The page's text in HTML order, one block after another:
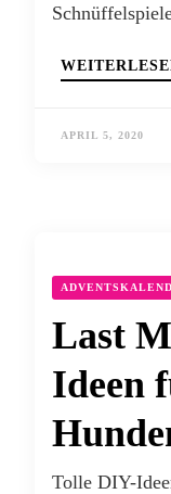
APRIL 5, 2020
Last
Ideen
Tolle DIY-